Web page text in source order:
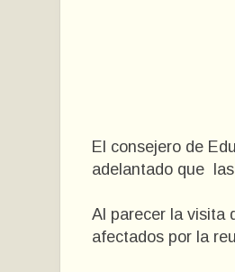
El consejero de
adelantado que
Al parecer la visita
afectados por la